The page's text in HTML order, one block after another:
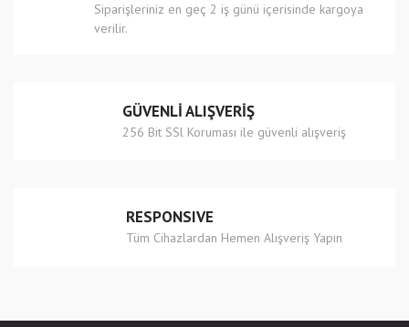
Gönder
Siparişleriniz en geç 2 iş günü içerisinde kargoya
verilir.
GÜVENLİ ALIŞVERİŞ
256 Bit SSl Koruması ile güvenli alışveriş
RESPONSIVE
Tüm Cihazlardan Hemen Alışveriş Yapın